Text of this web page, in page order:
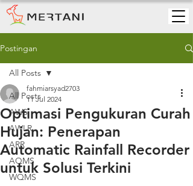
Postingan
All Posts
AWS
AWLR
ARR
AQMS
WQMS
All Posts
Optimasi Pengukuran Curah
Hujan: Penerapan
Automatic Rainfall Recorder
untuk Solusi Terkini
fahmiarsyad2703
11 Jul 2024